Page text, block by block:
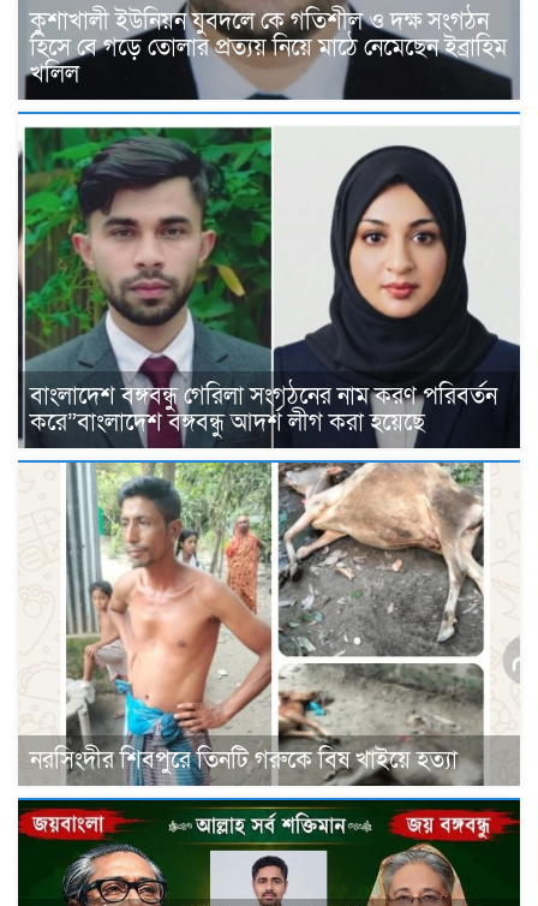
কুশাখালী ইউনিয়ন যুবদলে কে গতিশীল ও দক্ষ সংগঠন
হিসে বে গড়ে তোলার প্রত্যয় নিয়ে মাঠে নেমেছেন ইব্রাহিম
খলিল
বাংলাদেশ বঙ্গবন্ধু গেরিলা সংগঠনের নাম করণ পরিবর্তন
করে”বাংলাদেশ বঙ্গবন্ধু আদর্শ লীগ করা হয়েছে
নরসিংদীর শিবপুরে তিনটি গরুকে বিষ খাইয়ে হত্যা